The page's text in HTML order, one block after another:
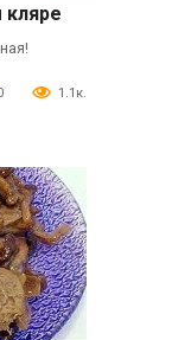
кляре
1.1к.